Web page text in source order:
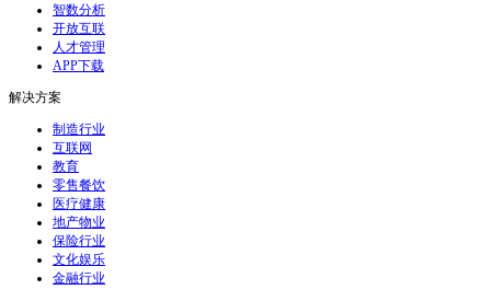
智数分析
开放互联
人才管理
APP下载
解决方案
制造行业
互联网
教育
零售餐饮
医疗健康
地产物业
保险行业
文化娱乐
金融行业